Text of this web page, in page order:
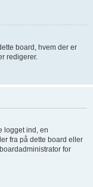
board, hvem der er
redigerer.
logget ind, en
fra på dette board eller
for